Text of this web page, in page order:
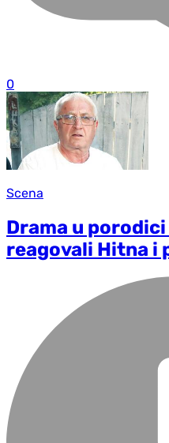
0
Scena
Drama u
reagovali Hitna i